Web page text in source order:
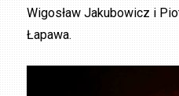
Wigosław Jakubowicz i
Łapawa.